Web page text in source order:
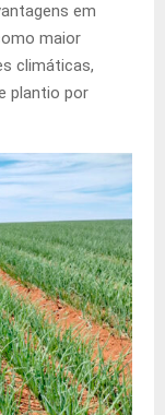
em
maior
climáticas,
plantio por